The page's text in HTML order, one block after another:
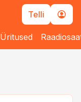
Telli
Üritused